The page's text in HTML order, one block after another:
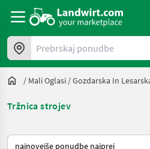
Prebrskaj ponudbe
/ Mali Oglasi /Gozdarska In
Tržnica strojev
Tako je razvrščeno na Landwirt.com